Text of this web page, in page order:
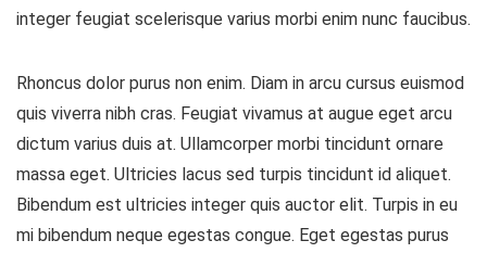
integer feugiat scelerisque varius morbi enim nunc faucibus.
Rhoncus dolor purus non enim. Diam in arcu cursus euismod
quis viverra nibh cras. Feugiat vivamus at augue eget arcu
dictum varius duis at. Ullamcorper morbi tincidunt ornare
massa eget. Ultricies lacus sed turpis tincidunt id aliquet.
Bibendum est ultricies integer quis auctor elit. Turpis in eu
mi bibendum neque egestas congue. Eget egestas purus